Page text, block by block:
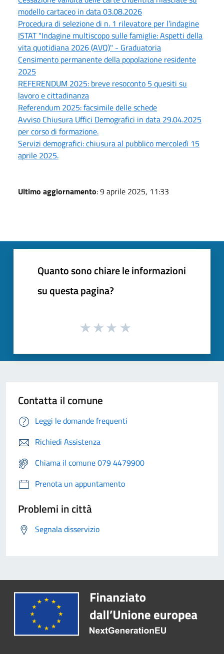
modello cartaceo in data 03.08.2026
Procedura di selezione di n. 1 rilevatore per l’indagine
ISTAT "Indagine multiscopo sulle famiglie: Aspetti della
vita quotidiana 2026 (AVQ)" - Graduatoria
Censimento permanente della popolazione residente
2025
REFERENDUM 2025: breve resoconto 5 quesiti su
lavoro e cittadinanza
Referendum 2025: facsimile delle schede
Avviso Chiusura Uffici Demografici in data 29.04.2025
per corso di formazione.
Servizi demografici: chiusura al pubblico mercoledì 15
aprile 2025.
Ultimo aggiornamento: 9 aprile 2025, 11:33
Quanto sono chiare le informazioni
su questa pagina?
Contatta il comune
Leggi le domande frequenti
Richiedi Assistenza
Chiama il comune 079 4479900
Prenota un appuntamento
Problemi in città
Segnala disservizio